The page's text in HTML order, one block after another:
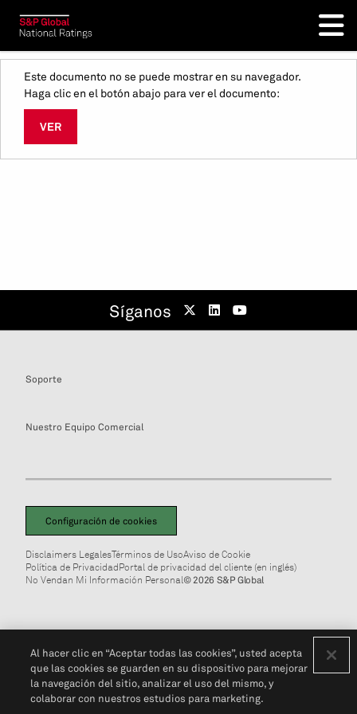
Este documento no se puede mostrar en su navegador.
Haga clic en el botón abajo para ver el documento:
VER
Síganos
Soporte
Nuestro Equipo Comercial
Configuración de cookies
Disclaimers LegalesTérminos de UsoAviso de Cookie
Política de PrivacidadPortal de privacidad del cliente (en inglés)
No Vendan Mi Información Personal© 2026 S&P Global
Al hacer clic en “Aceptar todas las cookies”, usted acepta
que las cookies se guarden en su dispositivo para mejorar
la navegación del sitio, analizar el uso del mismo, y
colaborar con nuestros estudios para marketing.